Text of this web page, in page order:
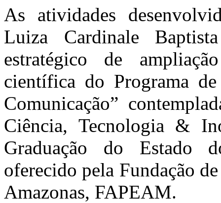
As atividades
Luiza Cardinale
estratégico de
científica do Programa
Comunicação”
Ciência, Tecnologia &
Graduação do Estado
oferecido pela Fundação
Amazonas, FAPEAM.